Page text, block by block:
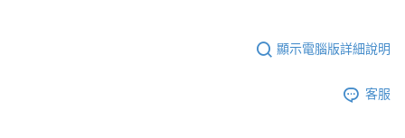
顯示電腦版詳細說明
客服